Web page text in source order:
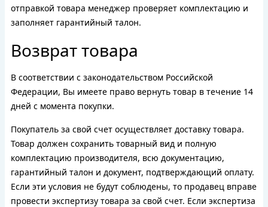
отправкой товара менеджер проверяет комплектацию и
заполняет гарантийный талон.
Возврат товара
В соответствии с законодательством Российской
Федерации, Вы имеете право вернуть товар в течение 14
дней с момента покупки.
Покупатель за свой счет осуществляет доставку товара.
Товар должен сохранить товарный вид и полную
комплектацию производителя, всю документацию,
гарантийный талон и документ, подтверждающий оплату.
Если эти условия не будут соблюдены, то продавец вправе
провести экспертизу товара за свой счет. Если экспертиза